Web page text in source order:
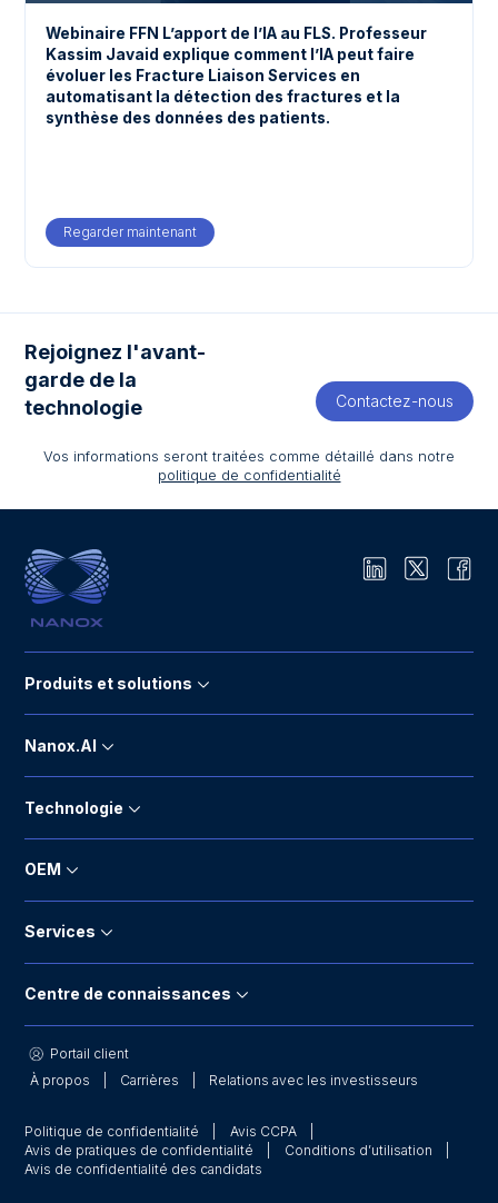
Webinaire FFN L’apport de l’IA au FLS. Professeur
Kassim Javaid explique comment l’IA peut faire
évoluer les Fracture Liaison Services en
automatisant la détection des fractures et la
synthèse des données des patients.
Regarder maintenant
Rejoignez l'avant-
garde de la
technologie
Contactez-nous
Vos informations seront traitées comme détaillé dans notre
politique de confidentialité
Produits et solutions
Nanox.AI
Technologie
OEM
Services
Centre de connaissances
Portail client
À propos
Carrières Relations avec les investisseurs
Politique de confidentialité
Avis CCPA
Avis de pratiques de confidentialité
Conditions d’utilisation
Avis de confidentialité des candidats